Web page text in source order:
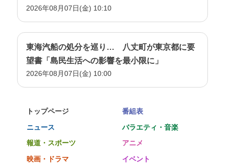
2026年08月07日(金) 10:10
東海汽船の処分を巡り… 八丈町が東京都に要
望書「島民生活への影響を最小限に」
2026年08月07日(金) 10:00
トップページ
番組表
ニュース
バラエティ・音楽
報道・スポーツ
アニメ
映画・ドラマ
イベント